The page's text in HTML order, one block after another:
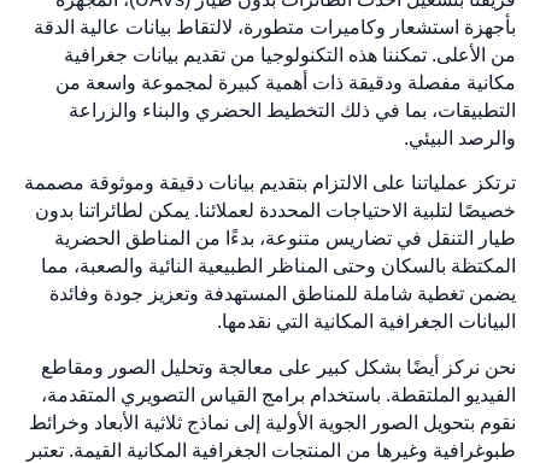
بأجهزة استشعار وكاميرات متطورة، لالتقاط بيانات عالية الدقة
من الأعلى. تمكننا هذه التكنولوجيا من تقديم بيانات جغرافية
مكانية مفصلة ودقيقة ذات أهمية كبيرة لمجموعة واسعة من
التطبيقات، بما في ذلك التخطيط الحضري والبناء والزراعة
والرصد البيئي.
ترتكز عملياتنا على الالتزام بتقديم بيانات دقيقة وموثوقة مصممة
خصيصًا لتلبية الاحتياجات المحددة لعملائنا. يمكن لطائراتنا بدون
طيار التنقل في تضاريس متنوعة، بدءًا من المناطق الحضرية
المكتظة بالسكان وحتى المناظر الطبيعية النائية والصعبة، مما
يضمن تغطية شاملة للمناطق المستهدفة وتعزيز جودة وفائدة
البيانات الجغرافية المكانية التي نقدمها.
نحن نركز أيضًا بشكل كبير على معالجة وتحليل الصور ومقاطع
الفيديو الملتقطة. باستخدام برامج القياس التصويري المتقدمة،
نقوم بتحويل الصور الجوية الأولية إلى نماذج ثلاثية الأبعاد وخرائط
طبوغرافية وغيرها من المنتجات الجغرافية المكانية القيمة. تعتبر